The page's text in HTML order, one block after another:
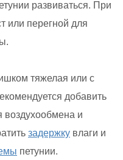
развиваться. При
или перегной для
тяжелая или с
добавить
воздухообмена и
задержку влаги и
петунии.